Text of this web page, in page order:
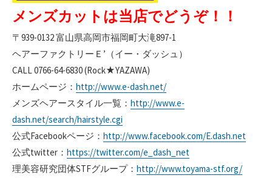
メンズカットは当店でどうぞ！！
〒939-0132 富山県高岡市福岡町大滝897-1
ヘアーファクトリーＥ’（イー・ダッシュ）
CALL 0766-64-6830 (Rock★YAZAWA)
ホームページ： http://www.e-dash.net/
メンズヘアースタイル一覧： http://www.e-
dash.net/search/hairstyle.cgi
公式Facebookページ： http://www.facebook.com/E.dash.net
公式twitter： https://twitter.com/e_dash_net
理美容研究団体STFグループ： http://www.toyama-stf.org/